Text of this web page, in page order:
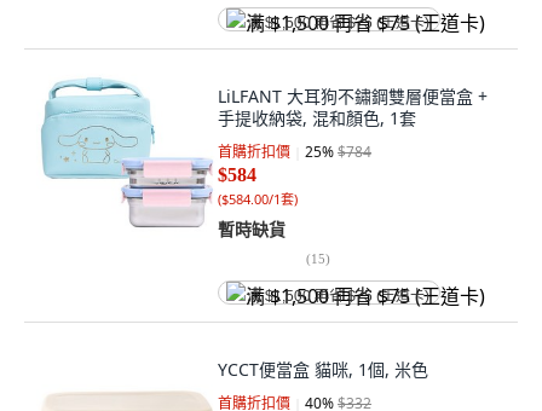
满 $1,500 再省 $75 (王道卡)
LiLFANT 大耳狗不鏽鋼雙層便當盒 +
手提收納袋, 混和顏色, 1套
首購折扣價 25%$784
$584
($584.00/1套)
暫時缺貨
(15)
满 $1,500 再省 $75 (王道卡)
YCCT便當盒 貓咪, 1個, 米色
首購折扣價 40%$332